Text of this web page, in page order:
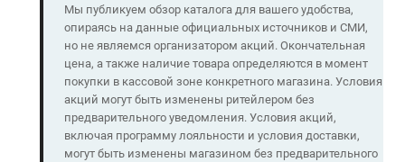
Мы публикуем обзор каталога для вашего удобства,
опираясь на данные официальных источников и СМИ,
но не являемся организатором акций. Окончательная
цена, а также наличие товара определяются в момент
покупки в кассовой зоне конкретного магазина. Условия
акций могут быть изменены ритейлером без
предварительного уведомления. Условия акций,
включая программу лояльности и условия доставки,
могут быть изменены магазином без предварительного